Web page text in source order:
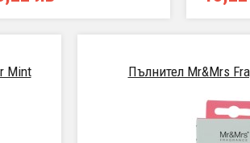
Mint Пълнител Mr&Mrs